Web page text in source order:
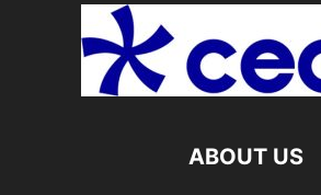
ABOUT US